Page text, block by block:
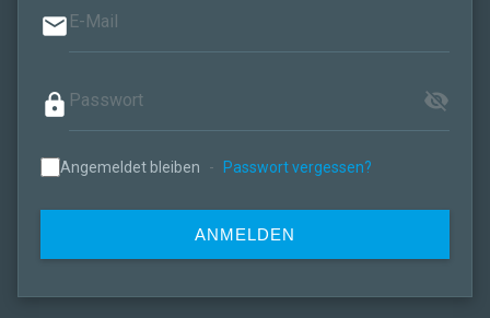
email
lock visibility_off
Angemeldet bleiben - Passwort vergessen?
ANMELDEN